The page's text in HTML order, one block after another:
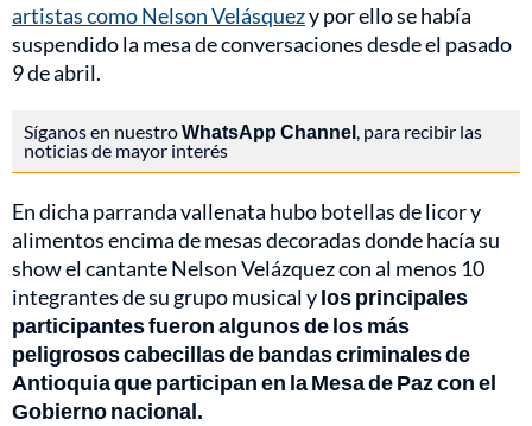
artistas como Nelson Velásquezy por ello se había
suspendido la mesa de conversaciones desde el pasado
9 de abril.
Síganos en nuestroWhatsApp Channel, para recibir las
noticias de mayor interés
En dicha parranda vallenata hubo botellas de licor y
alimentos encima de mesas decoradas donde hacía su
show el cantante Nelson Velázquez con al menos 10
integrantes de su grupo musical ylos principales
participantes fueron algunos de los más
peligrosos cabecillas de bandas criminales de
Antioquia que participan en la Mesa de Paz con el
Gobierno nacional.